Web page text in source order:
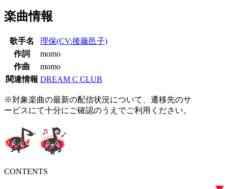
楽曲情報
歌手名
理保(CV:後藤邑子)
作詞
momo
作曲
momo
関連情報 DREAM C CLUB
※対象楽曲の最新の配信状況について、遷移先のサ
ービスにて十分にご確認のうえでご利用ください。
CONTENTS